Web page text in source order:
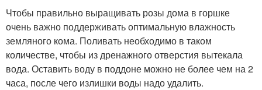
Чтобы правильно выращивать розы дома в горшке
очень важно поддерживать оптимальную влажность
земляного кома. Поливать необходимо в таком
количестве, чтобы из дренажного отверстия вытекала
вода. Оставить воду в поддоне можно не более чем на 2
часа, после чего излишки воды надо удалить.